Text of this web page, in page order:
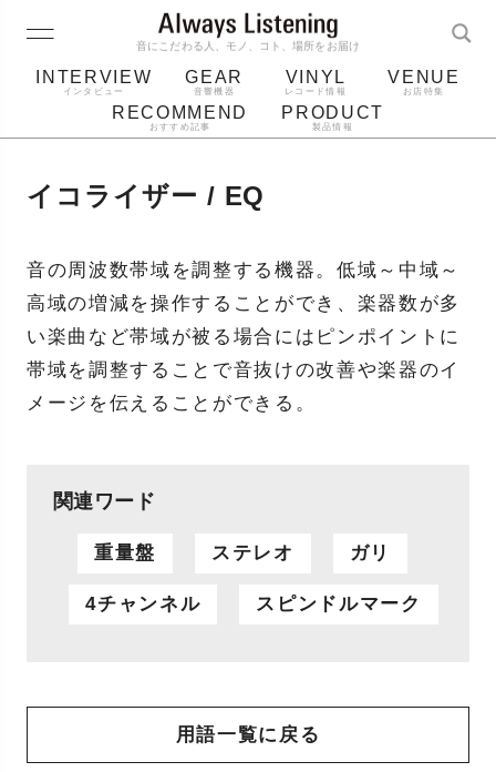
音にこだわる人、モノ、コト、場所をお届け
INTERVIEW
インタビュー
GEAR
音響機器
VINYL
レコード情報
VENUE
お店特集
RECOMMEND
おすすめ記事
PRODUCT
製品情報
ジャケット bluetooth
イコライザー / EQ
音の周波数帯域を調整する機器。低域～中域～
高域の増減を操作することができ、楽器数が多
い楽曲など帯域が被る場合にはピンポイントに
帯域を調整することで音抜けの改善や楽器のイ
メージを伝えることができる。
関連ワード
重量盤 ステレオ ガリ
4チャンネル スピンドルマーク
用語一覧に戻る